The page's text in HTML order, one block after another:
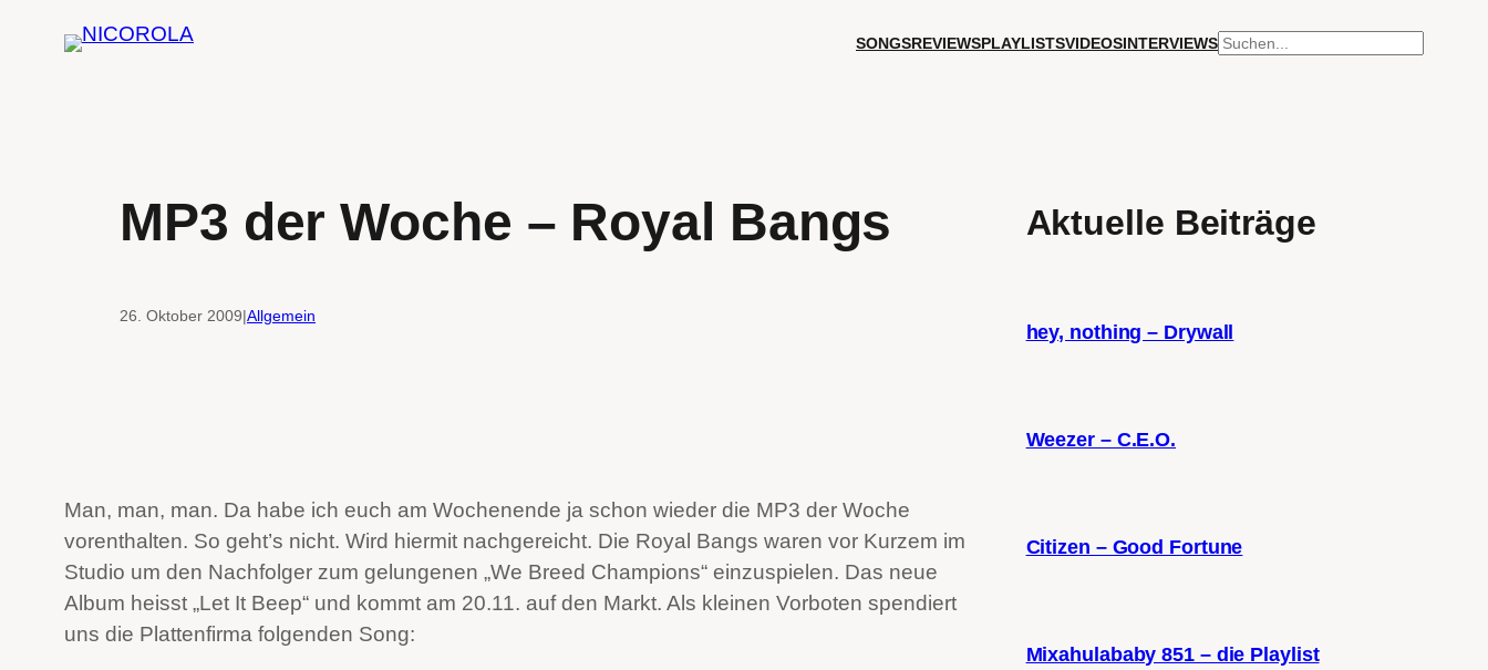
SONGSREVIEWSPLAYLISTSVIDEOSINTERVIEWSSUCHEN
MP3 der Woche – Royal Bangs
26. Oktober 2009|Allgemein
Man, man, man. Da habe ich euch am Wochenende ja schon wieder die MP3 der Woche
vorenthalten. So geht’s nicht. Wird hiermit nachgereicht. Die Royal Bangs waren vor Kurzem im
Studio um den Nachfolger zum gelungenen „We Breed Champions“ einzuspielen. Das neue
Album heisst „Let It Beep“ und kommt am 20.11. auf den Markt. Als kleinen Vorboten spendiert
uns die Plattenfirma folgenden Song:
Aktuelle Beiträge
hey, nothing – Drywall
Weezer – C.E.O.
Citizen – Good Fortune
Mixahulababy 851 – die Playlist